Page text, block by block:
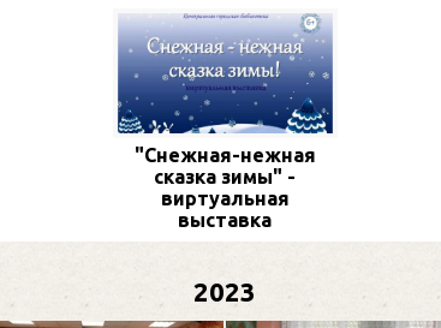
"Снежная-нежная
сказка зимы" -
виртуальная
выставка
2023